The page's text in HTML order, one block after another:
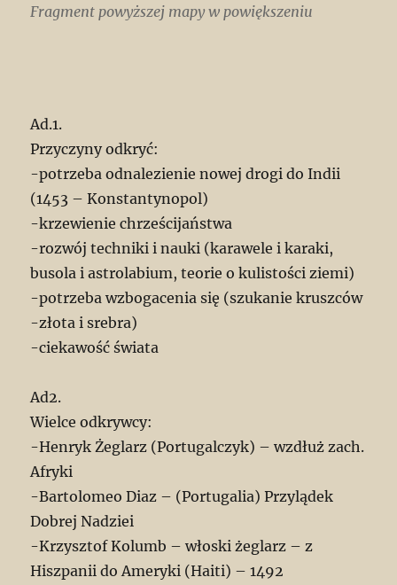
Fragment powyższej mapy w powiększeniu
Ad.1.
Przyczyny odkryć:
-potrzeba odnalezienie nowej drogi do Indii
(1453 – Konstantynopol)
-krzewienie chrześcijaństwa
-rozwój techniki i nauki (karawele i karaki,
busola i astrolabium, teorie o kulistości ziemi)
-potrzeba wzbogacenia się (szukanie kruszców
-złota i srebra)
-ciekawość świata
Ad2.
Wielce odkrywcy:
-Henryk Żeglarz (Portugalczyk) – wzdłuż zach.
Afryki
-Bartolomeo Diaz – (Portugalia) Przylądek
Dobrej Nadziei
-Krzysztof Kolumb – włoski żeglarz – z
Hiszpanii do Ameryki (Haiti) – 1492